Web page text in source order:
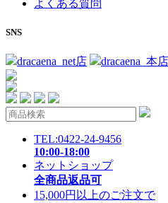
よくある質問
SNS
dracaena_net店 dracaena_本店
TEL:0422-24-9456
10:00-18:00
ネットショップ
全商品返品可
15,000円以上のご注文で